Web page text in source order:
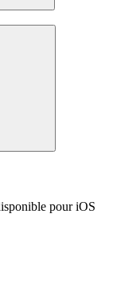
pour iOS